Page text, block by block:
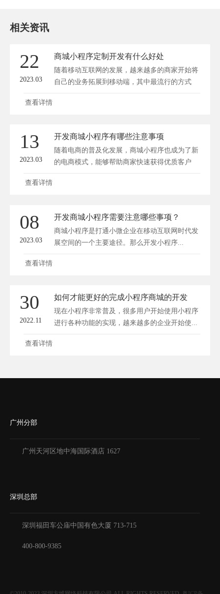
相关资讯
22
2023.03
商城小程序定制开发有什么好处
随着移动互联网的发展，越来越多的商家开始将
自己的业务拓展到移动端，其中最流行的方式
就...
查看详情
13
2023.03
开发商城小程序有哪些注意事项
随着电商的普及化发展，商城小程序也成为了新
的电商模式，能够帮助商家快速获得优质客户
资...
查看详情
08
2023.03
开发商城小程序需要注意哪些事项？
商城小程序是打通小微企业在移动互联网时代发
展空间的一个主要途径。那么开发小程序...
查看详情
30
2022.11
如何才能更好的完成小程序商城的开发
现在小程序非常普及，很多用户开始使用小程序
进行各种功能的实现，越来越多的企业开始使...
查看详情
广州分部
广州天河区地中海国际酒店 1627
深圳总部
深圳福田车公庙中国有色大厦 713-715
400-800-9385